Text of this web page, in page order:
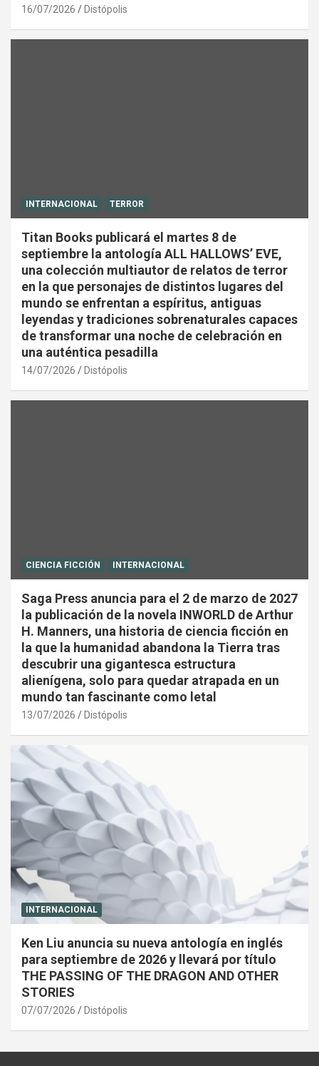
16/07/2026 Distópolis
INTERNACIONAL TERROR
Titan Books publicará el martes 8 de
septiembre la antología ALL HALLOWS’ EVE,
una colección multiautor de relatos de terror
en la que personajes de distintos lugares del
mundo se enfrentan a espíritus, antiguas
leyendas y tradiciones sobrenaturales capaces
de transformar una noche de celebración en
una auténtica pesadilla
14/07/2026 Distópolis
CIENCIA FICCIÓN INTERNACIONAL
Saga Press anuncia para el 2 de marzo de 2027
la publicación de la novela INWORLD de Arthur
H. Manners, una historia de ciencia ficción en
la que la humanidad abandona la Tierra tras
descubrir una gigantesca estructura
alienígena, solo para quedar atrapada en un
mundo tan fascinante como letal
13/07/2026 Distópolis
INTERNACIONAL
Ken Liu anuncia su nueva antología en inglés
para septiembre de 2026 y llevará por título
THE PASSING OF THE DRAGON AND OTHER
STORIES
07/07/2026 Distópolis